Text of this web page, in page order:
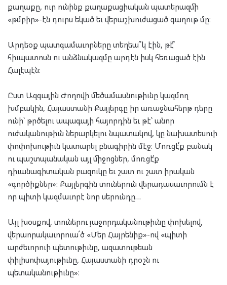
քաղաքը, ուր ունինք քաղաքացիական պատերազմի
«թմբիր»-էն դուրս եկած եւ վերաշխուժացած գաղութ մը։
Արդեօք պատգամաւորները տեղեա՞կ էին, թէ՞
հիւպատոսն ու անձնակազմը արդէն իսկ հեռացած էին
Հալէպէն։
Ըստ Ազգային Ժողովի մեծամասնութիւնը կազմող
խմբակին, Հայաստանի Քայլերգը իր առաջնահերթ դերը
ունի՝ թրծելու ապագայի հայորդին եւ թէ՝ անոր
ուժականութիւն ներարկելու նպատակով, կը նախատեսուի
փոփոխութիւն կատարել բնագիրին մէջ։ Մոռցէ՛ք բանակ
ու պաշտպանական այլ միջոցներ, մոռցէ՛ք
դիւանագիտական բազուկը եւ շատ ու շատ իրական
«գործիքներ»: Քայլերգին տուներուն վերադասաւորումն է
որ պիտի կազմաւորէ նոր սերունդը…
Այլ խօսքով, տուներու յաջորդականութիւնը փոխելով,
վերաորակաւորուա՜ծ «Մեր Հայրենիք»-ով «պիտի
արժեւորուի պետութիւնը, ազատութեան
փիլիսոփայութիւնը, Հայաստանի դրօշն ու
պետականութիւնը»։